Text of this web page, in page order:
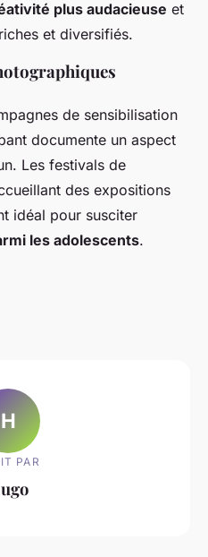
plus audacieuse et
et diversifiés.
de sensibilisation
documente un aspect
Les festivals de
des expositions
idéal pour susciter
les adolescents.
H
PAR